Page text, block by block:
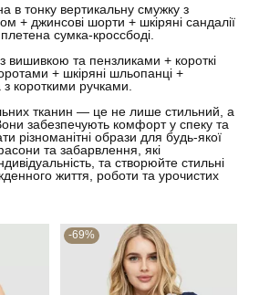
в тонку вертикальну смужку з
+ джинсові шорти + шкіряні сандалії
сумка-кроссбоді.
вишивкою та пензликами + короткі
+ шкіряні шльопанці +
короткими ручками.
тканин — це не лише стильний, а
забезпечують комфорт у спеку та
різноманітні образи для будь-якої
та забарвлення, які
та створюйте стильні
життя, роботи та урочистих
-69%